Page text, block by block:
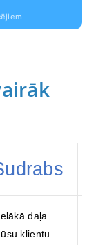
daļa
klientu